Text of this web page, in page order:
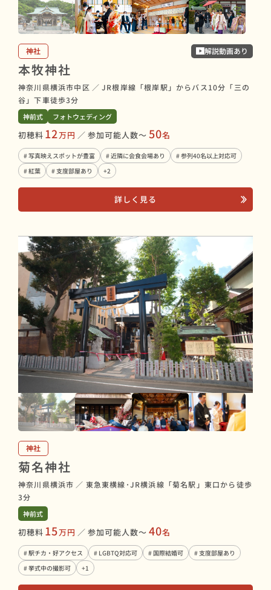
神社 解説動画あり
本牧神社
神奈川県横浜市中区 ／ JR根岸線「根岸駅」からバス10分「三の
谷」下車徒歩3分
神前式 フォトウェディング
初穂料 12万円 ／ 参加可能人数〜 50名
# 写真映えスポットが豊富 # 近隣に会食会場あり
# 参列40名以上対応可
# 紅葉
# 支度部屋あり +2
詳しく見る
神社
菊名神社
神奈川県横浜市 ／ 東急東横線･JR横浜線「菊名駅」東口から徒歩
3分
神前式
初穂料 15万円 ／ 参加可能人数〜 40名
# 駅チカ・好アクセス # LGBTQ対応可 # 国際結婚可
# 支度部屋あり
# 挙式中の撮影可
+1